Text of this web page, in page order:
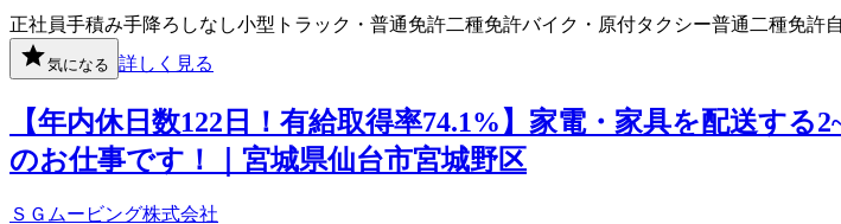
正社員手積み手降ろしなし小型トラック・普通免許二種免許バイク・原付タクシー普通二種免許
気になる 詳しく見る
【年内休日数122日！有給取得率74.1%】家電・家具を配送す
のお仕事です！｜宮城県仙台市宮城野区
ＳＧムービング株式会社